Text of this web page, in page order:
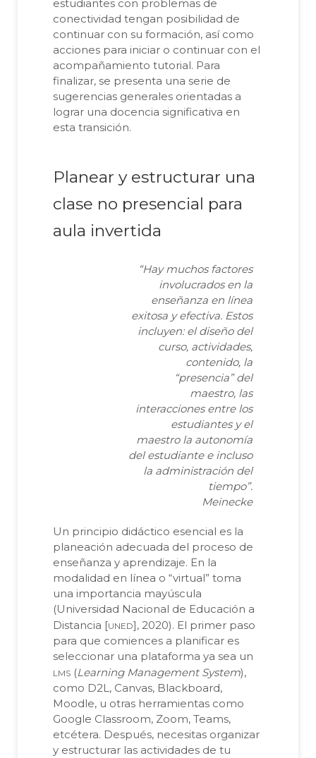
estudiantes con problemas de
conectividad tengan posibilidad de
continuar con su formación, así como
acciones para iniciar o continuar con el
acompañamiento tutorial. Para
finalizar, se presenta una serie de
sugerencias generales orientadas a
lograr una docencia significativa en
esta transición.
Planear y estructurar una
clase no presencial para
aula invertida
“Hay muchos factores
involucrados en la
enseñanza en línea
exitosa y efectiva. Estos
incluyen: el diseño del
curso, actividades,
contenido, la
“presencia” del
maestro, las
interacciones entre los
estudiantes y el
maestro la autonomía
del estudiante e incluso
la administración del
tiempo”.
Meinecke
Un principio didáctico esencial es la
planeación adecuada del proceso de
enseñanza y aprendizaje. En la
modalidad en línea o “virtual” toma
una importancia mayúscula
(Universidad Nacional de Educación a
Distancia [uned], 2020). El primer paso
para que comiences a planificar es
seleccionar una plataforma ya sea un
lms (Learning Management System),
como D2L, Canvas, Blackboard,
Moodle, u otras herramientas como
Google Classroom, Zoom, Teams,
etcétera. Después, necesitas organizar
y estructurar las actividades de tu